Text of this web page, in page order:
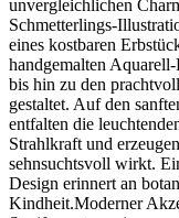
unvergleichlichen
Schmetterlings-
eines kostbaren
handgemalten
bis hin zu den
gestaltet. Auf den
entfalten die
Strahlkraft und
sehnsuchtsvoll wirkt.
Design erinnert an
Kindheit.Moderner